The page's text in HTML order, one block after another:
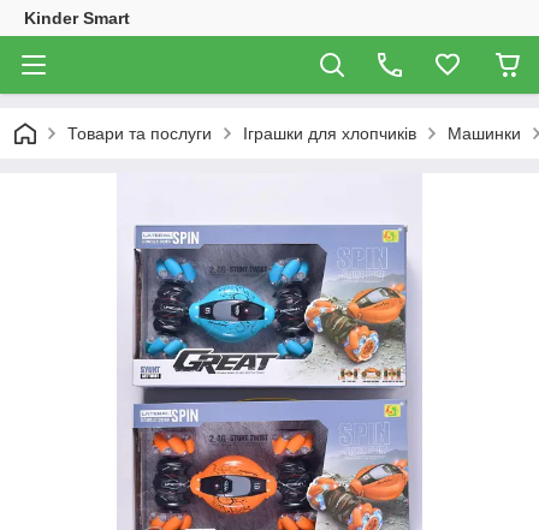
Kinder Smart
Товари та послуги Іграшки для хлопчиків Машинки